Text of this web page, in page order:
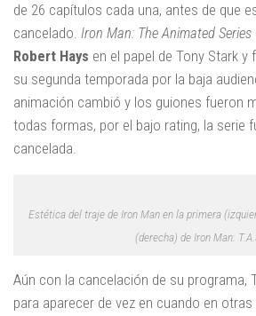
de 26 capítulos cada una, antes de que
cancelado. Iron Man: The Animated Series
Robert Hays en el papel de Tony Stark
su segunda temporada por la baja
animación cambió y los guiones fueron
todas formas, por el bajo rating, la serie
cancelada.
Estética del traje de Iron Man en la primera
(derecha) de Iron Man:
Aún con la cancelación de su programa,
para aparecer de vez en cuando en